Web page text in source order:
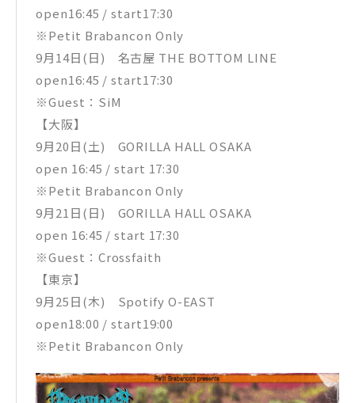
open16:45 / start17:30
※Petit Brabancon Only
9月14日(日) 名古屋 THE BOTTOM LINE
open16:45 / start17:30
※Guest：SiM
【大阪】
9月20日(土) GORILLA HALL OSAKA
open 16:45 / start 17:30
※Petit Brabancon Only
9月21日(日) GORILLA HALL OSAKA
open 16:45 / start 17:30
※Guest：Crossfaith
【東京】
9月25日(木) Spotify O-EAST
open18:00 / start19:00
※Petit Brabancon Only